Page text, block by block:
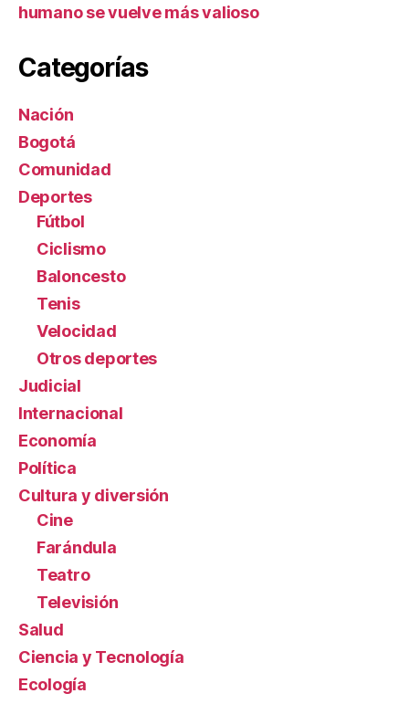
humano se vuelve más valioso
Categorías
Nación
Bogotá
Comunidad
Deportes
Fútbol
Ciclismo
Baloncesto
Tenis
Velocidad
Otros deportes
Judicial
Internacional
Economía
Política
Cultura y diversión
Cine
Farándula
Teatro
Televisión
Salud
Ciencia y Tecnología
Ecología